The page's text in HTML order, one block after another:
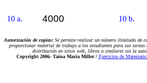
10 a. 4000 10 b.
Autorización de copias: Se permite realizar un número ilimitado de
proporcionar material de trabajo a los estudiantes para sus tareas
distribución en sitios web, libros o similares sin la
Copyright 2006-Taina Maria Miller / Ejercicios de